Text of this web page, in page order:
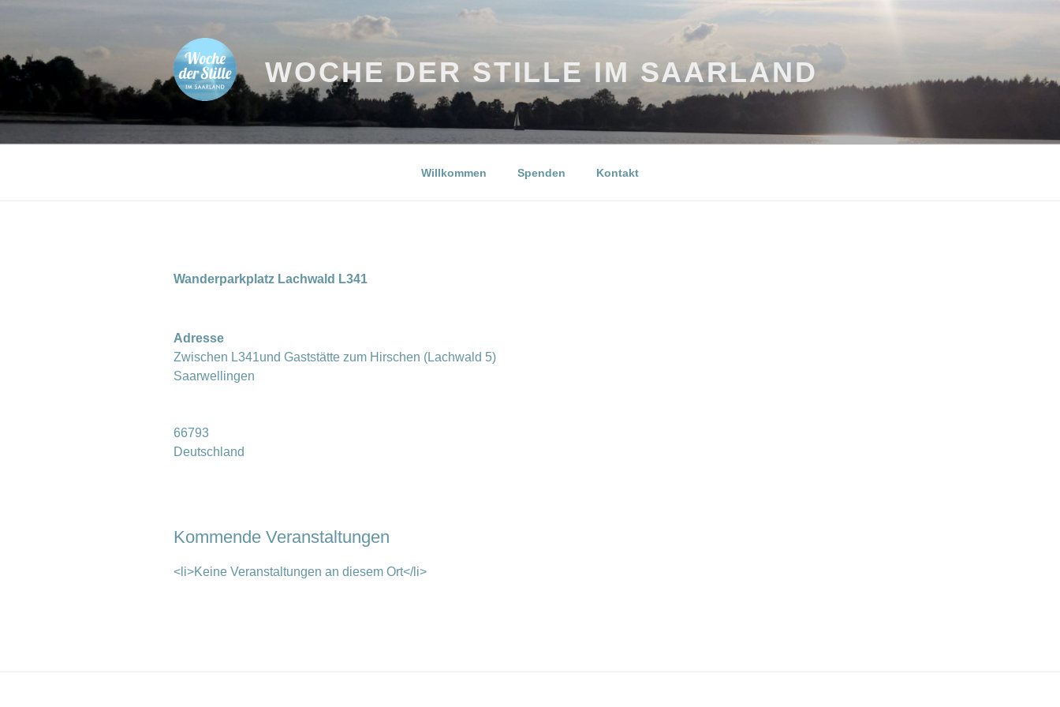
WOCHE DER STILLE IM SAARLAND
Willkommen Spenden Kontakt
Wanderparkplatz Lachwald L341
Adresse
Zwischen L341und Gaststätte zum Hirschen (Lachwald 5)
Saarwellingen
66793
Deutschland
Kommende Veranstaltungen
<li>Keine Veranstaltungen an diesem Ort</li>